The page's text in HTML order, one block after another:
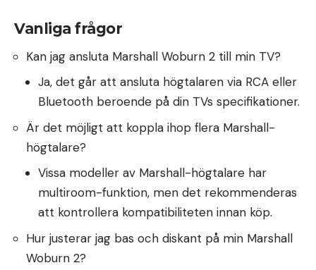
Vanliga frågor
Kan jag ansluta Marshall Woburn 2 till min TV?
Ja, det går att ansluta högtalaren via RCA eller
Bluetooth beroende på din TVs specifikationer.
Är det möjligt att koppla ihop flera Marshall-
högtalare?
Vissa modeller av Marshall-högtalare har
multiroom-funktion, men det rekommenderas
att kontrollera kompatibiliteten innan köp.
Hur justerar jag bas och diskant på min Marshall
Woburn 2?